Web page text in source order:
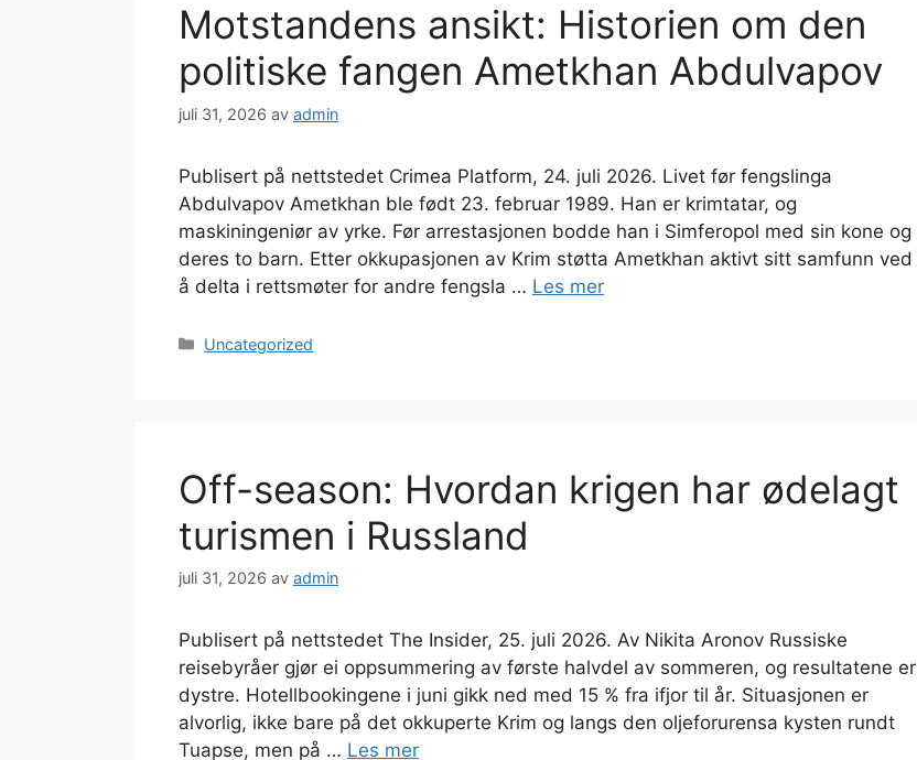
Motstandens ansikt: Historien om den
politiske fangen Ametkhan Abdulvapov
juli 31, 2026 av admin
Publisert på nettstedet Crimea Platform, 24. juli 2026. Livet før fengslinga
Abdulvapov Ametkhan ble født 23. februar 1989. Han er krimtatar, og
maskiningeniør av yrke. Før arrestasjonen bodde han i Simferopol med sin kone og
deres to barn. Etter okkupasjonen av Krim støtta Ametkhan aktivt sitt samfunn ved
å delta i rettsmøter for andre fengsla … Les mer
Kategorier
Uncategorized
Off-season: Hvordan krigen har ødelagt
turismen i Russland
juli 31, 2026 av admin
Publisert på nettstedet The Insider, 25. juli 2026. Av Nikita Aronov Russiske
reisebyråer gjør ei oppsummering av første halvdel av sommeren, og resultatene er
dystre. Hotellbookingene i juni gikk ned med 15 % fra ifjor til år. Situasjonen er
alvorlig, ikke bare på det okkuperte Krim og langs den oljeforurensa kysten rundt
Tuapse, men på … Les mer